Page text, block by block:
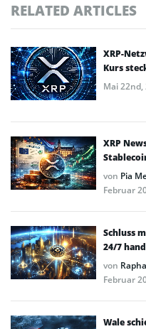
RELATED ARTICLES
XRP-
Kurs
Mai 22nd,
XRP
von Pia
Februar
Schluss
24/7
von
Februar
Wale